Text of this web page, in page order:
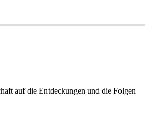
auf die Entdeckungen und die Folgen